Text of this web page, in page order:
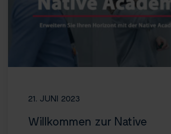
21. JUNI 2023
Willkommen zur Native